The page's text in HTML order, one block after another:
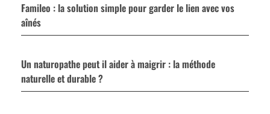
Famileo : la solution simple pour garder le lien avec vos
aînés
Un naturopathe peut il aider à maigrir : la méthode
naturelle et durable ?